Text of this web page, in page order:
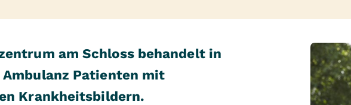
am Schloss behandelt in
Patienten mit
Krankheitsbildern.